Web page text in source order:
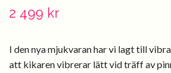
2 499 kr
I den nya mjukvaran har vi lagt till
att kikaren vibrerar lätt vid träff av